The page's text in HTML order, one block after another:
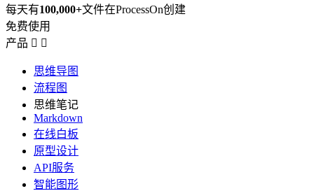
每天有100,000+文件在ProcessOn创建
免费使用
产品  
思维导图
流程图
思维笔记
Markdown
在线白板
原型设计
API服务
智能图形